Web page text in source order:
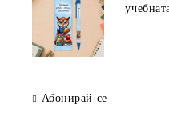
Абонирай се